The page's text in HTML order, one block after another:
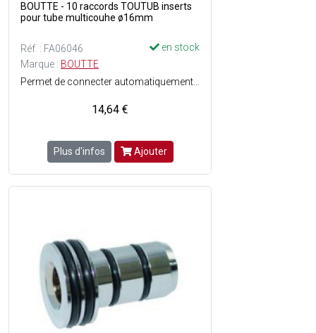
BOUTTE - 10 raccords TOUTUB inserts
pour tube multicouhe ø16mm
Réf. : FA06046
en stock
Marque : BOUTTE
14,64 €
Plus d'infos Ajouter